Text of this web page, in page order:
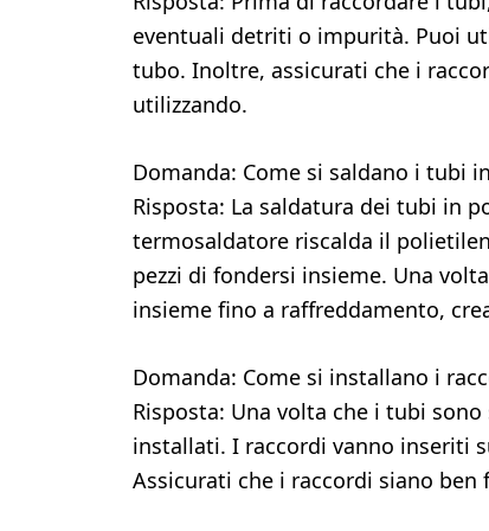
eventuali detriti o impurità. Puoi
tubo. Inoltre, assicurati che i
utilizzando.
Domanda: Come si saldano i tubi
Risposta: La saldatura dei tubi in
termosaldatore riscalda il
pezzi di fondersi insieme. Una
insieme fino a raffreddamento,
Domanda: Come si installano i
Risposta: Una volta che i tubi
installati. I raccordi vanno inseriti
Assicurati che i raccordi siano